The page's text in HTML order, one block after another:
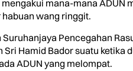
mengakui mana-mana
wang ringgit.
Pencegahan
Sri Hamid Bador suatu
ADUN yang melompat.